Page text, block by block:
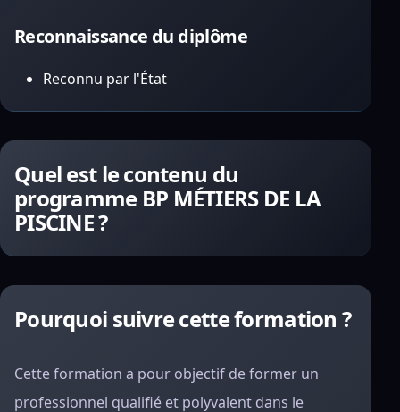
Reconnaissance du diplôme
Reconnu par l'État
Quel est le contenu du
programme BP MÉTIERS DE LA
PISCINE ?
Pourquoi suivre cette formation ?
Cette formation a pour objectif de former un
professionnel qualifié et polyvalent dans le